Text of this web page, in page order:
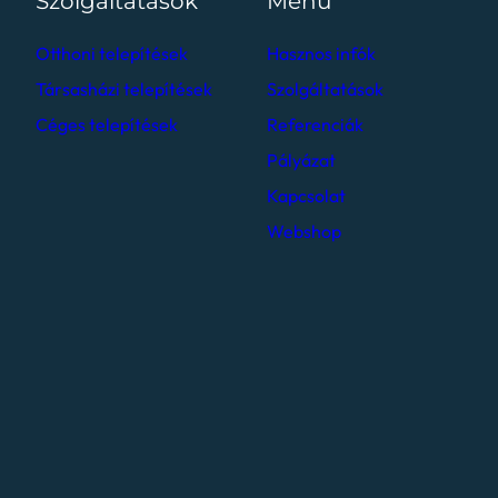
Otthoni telepítések
Társasházi telepítések
Céges telepítések
Hasznos infók
Szolgáltatások
Referenciák
Pályázat
Kapcsolat
Webshop